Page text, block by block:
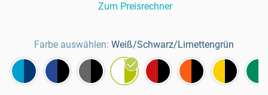
Zum Preisrechner
Farbe auswählen: Weiß/Schwarz/Limettengrün